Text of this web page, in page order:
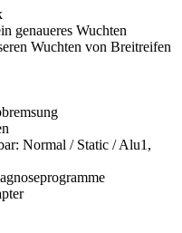
genaueres Wuchten
Wuchten von Breitreifen
Normal / Static / Alu1,